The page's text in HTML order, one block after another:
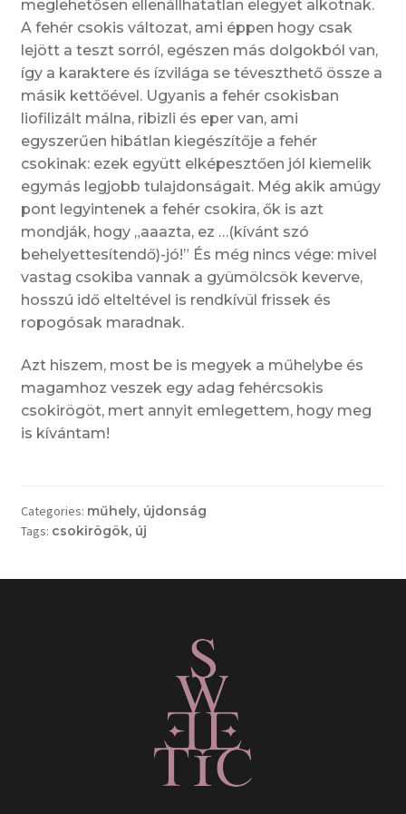
meglehetősen ellenállhatatlan elegyet alkotnak.
A fehér csokis változat, ami éppen hogy csak
lejött a teszt sorról, egészen más dolgokból van,
így a karaktere és ízvilága se téveszthető össze a
másik kettőével. Ugyanis a fehér csokisban
liofilizált málna, ribizli és eper van, ami
egyszerűen hibátlan kiegészítője a fehér
csokinak: ezek együtt elképesztően jól kiemelik
egymás legjobb tulajdonságait. Még akik amúgy
pont legyintenek a fehér csokira, ők is azt
mondják, hogy „aaazta, ez …(kívánt szó
behelyettesítendő)-jó!” És még nincs vége: mivel
vastag csokiba vannak a gyümölcsök keverve,
hosszú idő elteltével is rendkívül frissek és
ropogósak maradnak.
Azt hiszem, most be is megyek a műhelybe és
magamhoz veszek egy adag fehércsokis
csokirögöt, mert annyit emlegettem, hogy meg
is kívántam!
Categories: műhely, újdonság
Tags: csokirögök, új